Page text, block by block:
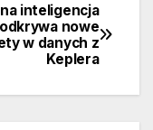
inteligencja
odkrywa nowe
w danych z
Keplera